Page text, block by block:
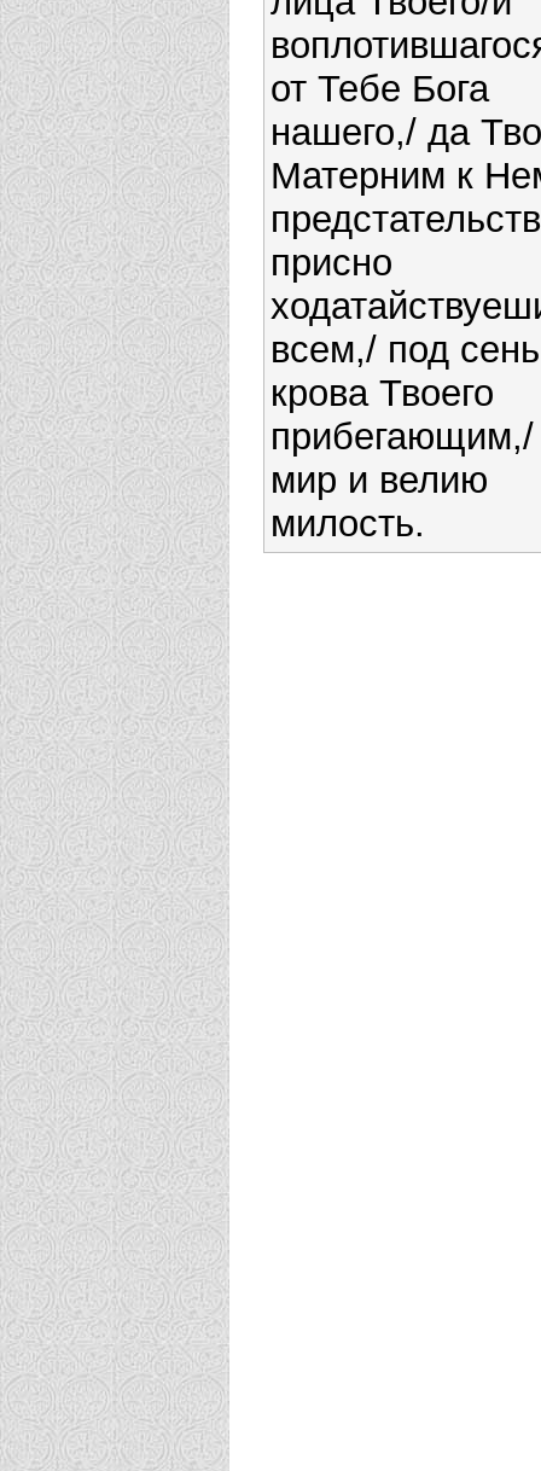
от Тебе Бога
нашего,/ да
Матерним к
присно
всем,/ под сень
крова Твоего
прибегающим,/
мир и велию
милость.